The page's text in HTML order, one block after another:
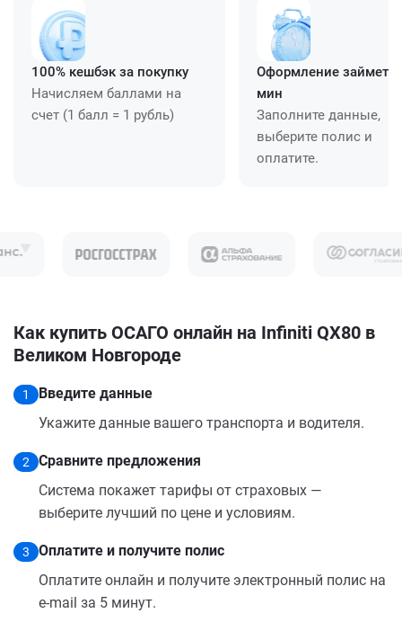
100% кешбэк за покупку
Начисляем баллами на
счет (1 балл = 1 рубль)
Оформление займет
мин
Заполните данные,
выберите полис и
оплатите.
Как купить ОСАГО онлайн на Infiniti QX80 в
Великом Новгороде
1
Введите данные
Укажите данные вашего транспорта и водителя.
2
Сравните предложения
Система покажет тарифы от страховых —
выберите лучший по цене и условиям.
3
Оплатите и получите полис
Оплатите онлайн и получите электронный полис на
e-mail за 5 минут.